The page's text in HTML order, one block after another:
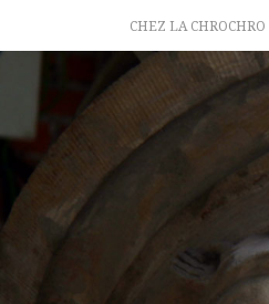
content
CHEZ LA CHROCHRO